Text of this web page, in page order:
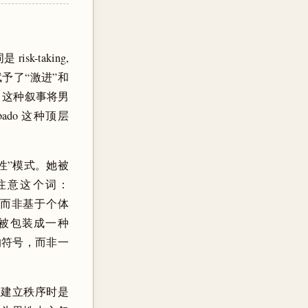
risk-taking,
了“激进”和
种叙事将男
这种顶层
”模式。她被
意这个词：
非基于个体
包装成一种
号，而非一
立秩序时是